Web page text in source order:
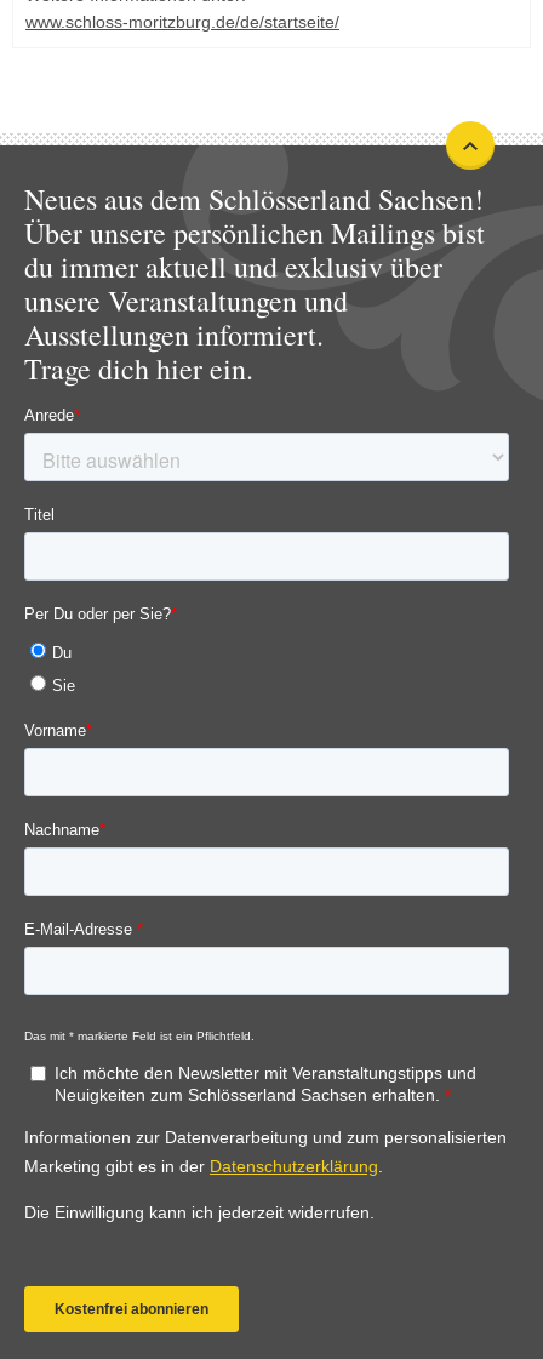
www.schloss-moritzburg.de/de/startseite/
Neues aus dem Schlösserland Sachsen!
Über unsere persönlichen Mailings bist
du immer aktuell und exklusiv über
unsere Veranstaltungen und
Ausstellungen informiert.
Trage dich hier ein.